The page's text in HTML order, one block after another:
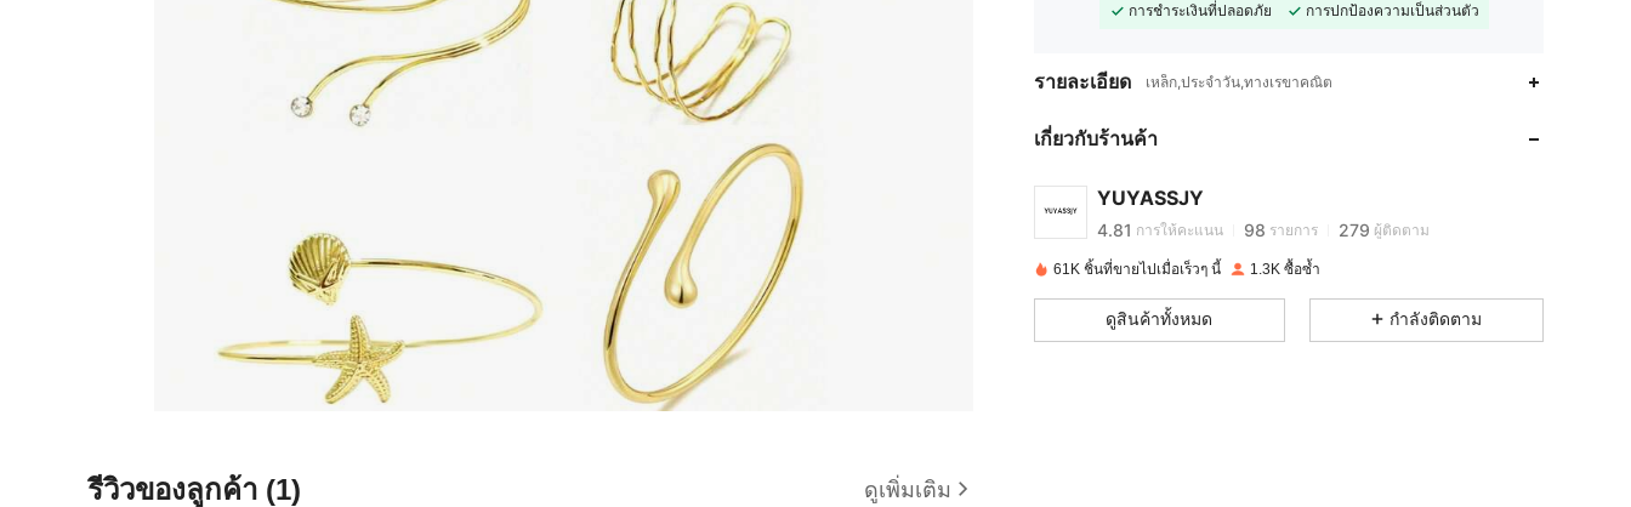
รีวิวของลูกค้า (1) ดูเพิ่มเติม
การชำระเงินที่ปลอดภัย
การปกป้องความเป็นส่วนตัว
รายละเอียด เหล็ก,ประจำวัน,ทางเรขาคณิต
เกี่ยวกับร้านค้า
YUYASSJY
4.81 98
4.81
4.81 การให้คะแนน 98 รายการ 279 ผู้ติดตาม
4.81 98
4.81
98
279
4.81
98
279
61K ชิ้นที่ขายไปเมื่อเร็วๆ นี้ 1.3K ซื้อซ้ำ
ดูสินค้าทั้งหมด กำลังติดตาม